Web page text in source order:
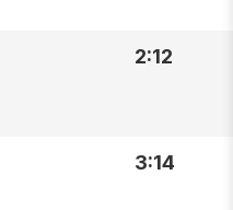
2:12
3:14